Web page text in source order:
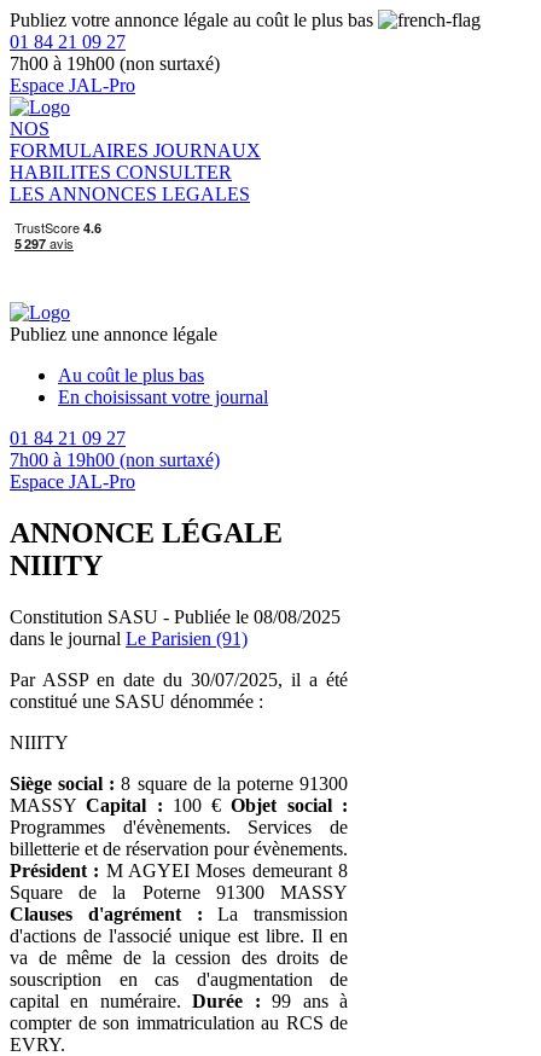
Publiez votre annonce légale au coût le plus bas
01 84 21 09 27
7h00 à 19h00 (non surtaxé)
Espace JAL-Pro
NOS
FORMULAIRES JOURNAUX
HABILITES CONSULTER
LES ANNONCES LEGALES
Publiez une annonce légale
Au coût le plus bas
En choisissant votre journal
01 84 21 09 27
7h00 à 19h00 (non surtaxé)
Espace JAL-Pro
ANNONCE LÉGALE
NIIITY
Constitution SASU - Publiée le 08/08/2025
dans le journal Le Parisien (91)
Par ASSP en date du 30/07/2025, il a été
constitué une SASU dénommée :
NIIITY
Siège social : 8 square de la poterne 91300
MASSYCapital : 100 €Objet social :
Programmes d'évènements. Services de
billetterie et de réservation pour évènements.
Président : M AGYEI Moses demeurant 8
Square de la Poterne 91300 MASSY
Clauses d'agrément : La transmission
d'actions de l'associé unique est libre. Il en
va de même de la cession des droits de
souscription en cas d'augmentation de
capital en numéraire.Durée : 99 ans à
compter de son immatriculation au RCS de
EVRY.